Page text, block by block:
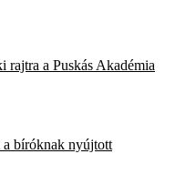
rajtra a Puskás Akadémia
a bíróknak nyújtott